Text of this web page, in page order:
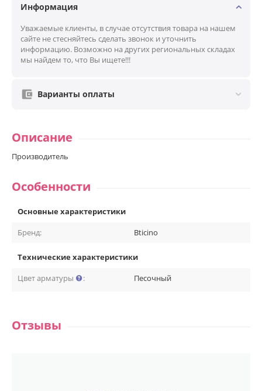
Информация
Уважаемые клиенты, в случае отсутствия товара на нашем
сайте не стесняйтесь сделать звонок и уточнить
информацию. Возможно на других региональных складах
мы найдем то, что Вы ищете!!!
Варианты оплаты
Описание
Производитель
Особенности
Основные характеристики
Бренд:
Bticino
Технические характеристики
Цвет арматуры
: Песочный
Отзывы